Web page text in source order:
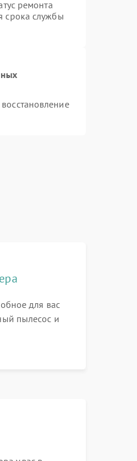
ремонта
срока службы
для вас
пылесос и